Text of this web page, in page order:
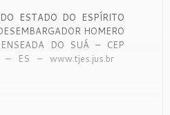
ESTADO DO ESPÍRITO
HOMERO
DO SUÁ – CEP
– ES – www.tjes.jus.br